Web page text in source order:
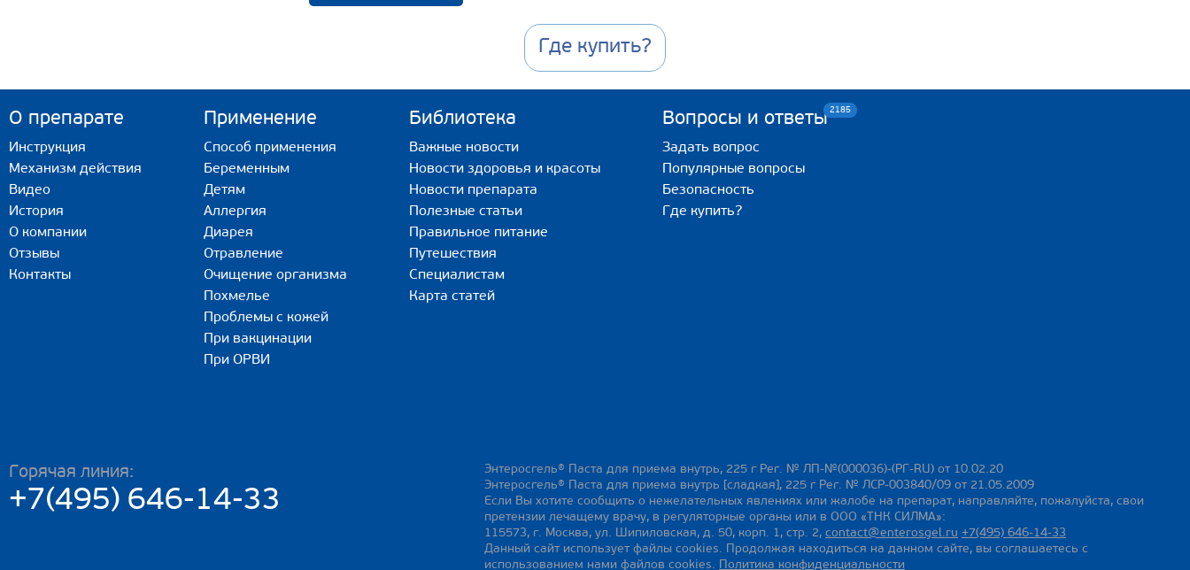
Где купить?
О препарате
Инструкция
Механизм действия
Видео
История
О компании
Отзывы
Контакты
Применение
Способ применения
Беременным
Детям
Аллергия
Диарея
Отравление
Очищение организма
Похмелье
Проблемы с кожей
При вакцинации
При ОРВИ
Библиотека
Важные новости
Новости здоровья и красоты
Новости препарата
Полезные статьи
Правильное питание
Путешествия
Специалистам
Карта статей
Вопросы и ответы2185
Задать вопрос
Популярные вопросы
Безопасность
Где купить?
Горячая линия:
+7(495) 646-14-33
Энтеросгель® Паста для приема внутрь, 225 г Рег. № ЛП-№(000036)-(РГ-RU) от 10.02.20
Энтеросгель® Паста для приема внутрь [сладкая], 225 г Рег. № ЛСР-003840/09 от 21.05.2009
Если Вы хотите сообщить о нежелательных явлениях или жалобе на препарат, направляйте, пожалуйста, свои
претензии лечащему врачу, в регуляторные органы или в ООО «ТНК СИЛМА»:
115573, г. Москва, ул. Шипиловская, д. 50, корп. 1, стр. 2, contact@enterosgel.ru +7(495) 646-14-33
Данный сайт использует файлы cookies. Продолжая находиться на данном сайте, вы соглашаетесь с
использованием нами файлов cookies. Политика конфиденциальности